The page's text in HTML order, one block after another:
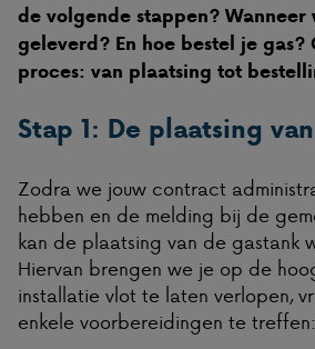
de volgende stappen?
geleverd? En hoe bestel je
proces: van plaatsing tot
Stap 1: De plaatsing
Zodra we jouw contract
hebben en de melding bij de
kan de plaatsing van de gastank
Hiervan brengen we je op de
installatie vlot te laten verlopen,
enkele voorbereidingen te treffen: